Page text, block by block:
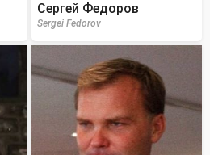
Сергей Федоров
Sergei Fedorov